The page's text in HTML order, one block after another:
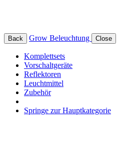
Back Grow Beleuchtung Close
Komplettsets
Vorschaltgeräte
Reflektoren
Leuchtmittel
Zubehör
Springe zur Hauptkategorie